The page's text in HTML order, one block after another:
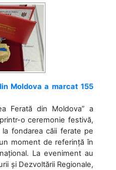
Moldova a marcat 155
Ferată din Moldova” a
o ceremonie festivă,
fondarea căii ferate pe
moment de referință în
La eveniment au
și Dezvoltării Regionale,